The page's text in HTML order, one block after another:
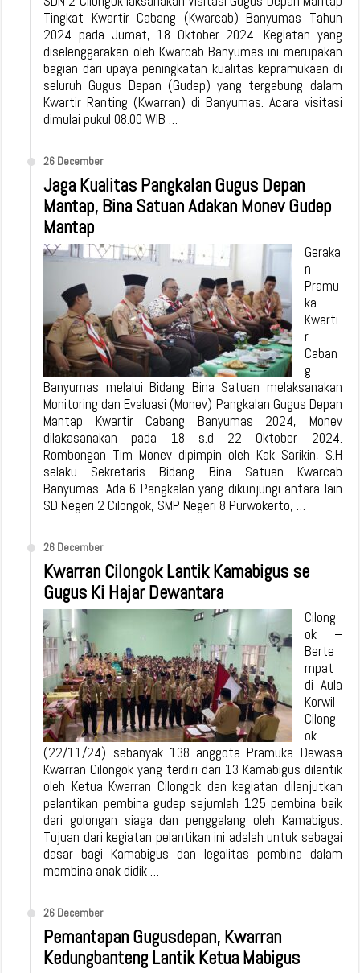
Tingkat Kwartir Cabang (Kwarcab) Banyumas Tahun
2024 pada Jumat, 18 Oktober 2024. Kegiatan yang
diselenggarakan oleh Kwarcab Banyumas ini merupakan
bagian dari upaya peningkatan kualitas kepramukaan di
seluruh Gugus Depan (Gudep) yang tergabung dalam
Kwartir Ranting (Kwarran) di Banyumas. Acara visitasi
dimulai pukul 08.00 WIB …
26 December
Jaga Kualitas Pangkalan Gugus Depan
Mantap, Bina Satuan Adakan Monev Gudep
Mantap
Geraka
n
Pramu
ka
Kwarti
r
Caban
g
Banyumas melalui Bidang Bina Satuan melaksanakan
Monitoring dan Evaluasi (Monev) Pangkalan Gugus Depan
Mantap Kwartir Cabang Banyumas 2024, Monev
dilakasanakan pada 18 s.d 22 Oktober 2024.
Rombongan Tim Monev dipimpin oleh Kak Sarikin, S.H
selaku Sekretaris Bidang Bina Satuan Kwarcab
Banyumas. Ada 6 Pangkalan yang dikunjungi antara lain
SD Negeri 2 Cilongok, SMP Negeri 8 Purwokerto, …
26 December
Kwarran Cilongok Lantik Kamabigus se
Gugus Ki Hajar Dewantara
Cilong
ok –
Berte
mpat
di Aula
Korwil
Cilong
ok
(22/11/24) sebanyak 138 anggota Pramuka Dewasa
Kwarran Cilongok yang terdiri dari 13 Kamabigus dilantik
oleh Ketua Kwarran Cilongok dan kegiatan dilanjutkan
pelantikan pembina gudep sejumlah 125 pembina baik
dari golongan siaga dan penggalang oleh Kamabigus.
Tujuan dari kegiatan pelantikan ini adalah untuk sebagai
dasar bagi Kamabigus dan legalitas pembina dalam
membina anak didik …
26 December
Pemantapan Gugusdepan, Kwarran
Kedungbanteng Lantik Ketua Mabigus